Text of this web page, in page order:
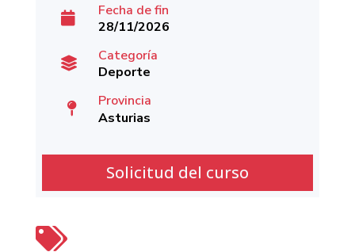


Fecha de fin
28/11/2026

Categoría
Deporte

Provincia
Asturias
Solicitud del curso